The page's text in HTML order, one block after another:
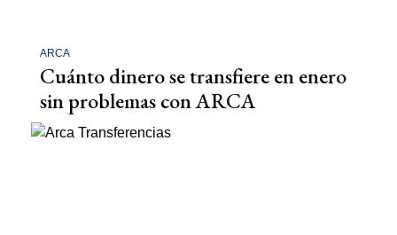
ARCA
Cuánto dinero se transfiere en enero
sin problemas con ARCA